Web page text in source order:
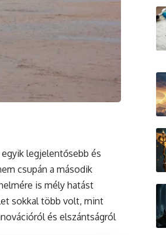
legjelentősebb és
csupán a második
is mély hatást
sokkal több volt, mint
és elszántságról